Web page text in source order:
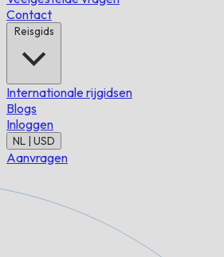
Contact
Reisgids
Internationale rijgidsen
Blogs
Inloggen
NL | USD
Aanvragen